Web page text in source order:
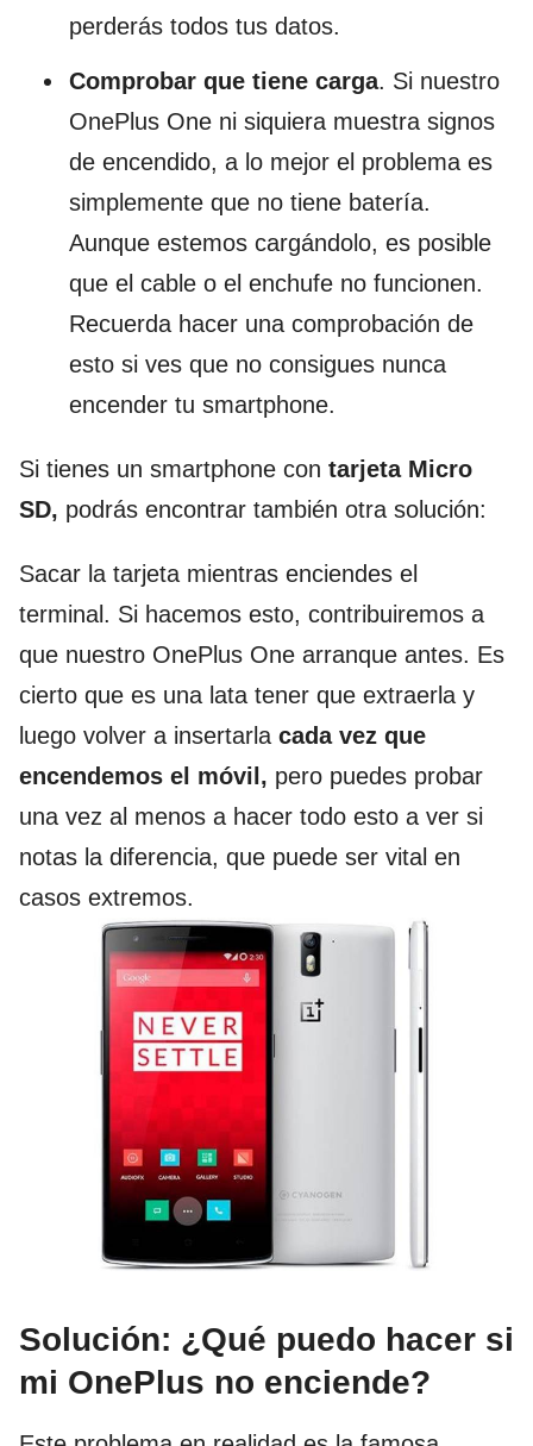
perderás todos tus datos.
Comprobar que tiene carga. Si nuestro
OnePlus One ni siquiera muestra signos
de encendido, a lo mejor el problema es
simplemente que no tiene batería.
Aunque estemos cargándolo, es posible
que el cable o el enchufe no funcionen.
Recuerda hacer una comprobación de
esto si ves que no consigues nunca
encender tu smartphone.
Si tienes un smartphone con tarjeta Micro
SD, podrás encontrar también otra solución:
Sacar la tarjeta mientras enciendes el
terminal. Si hacemos esto, contribuiremos a
que nuestro OnePlus One arranque antes. Es
cierto que es una lata tener que extraerla y
luego volver a insertarla cada vez que
encendemos el móvil, pero puedes probar
una vez al menos a hacer todo esto a ver si
notas la diferencia, que puede ser vital en
casos extremos.
Solución: ¿Qué puedo hacer si
mi OnePlus no enciende?